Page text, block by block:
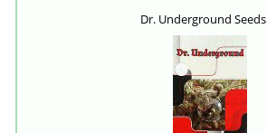
Dr. Underground Seeds